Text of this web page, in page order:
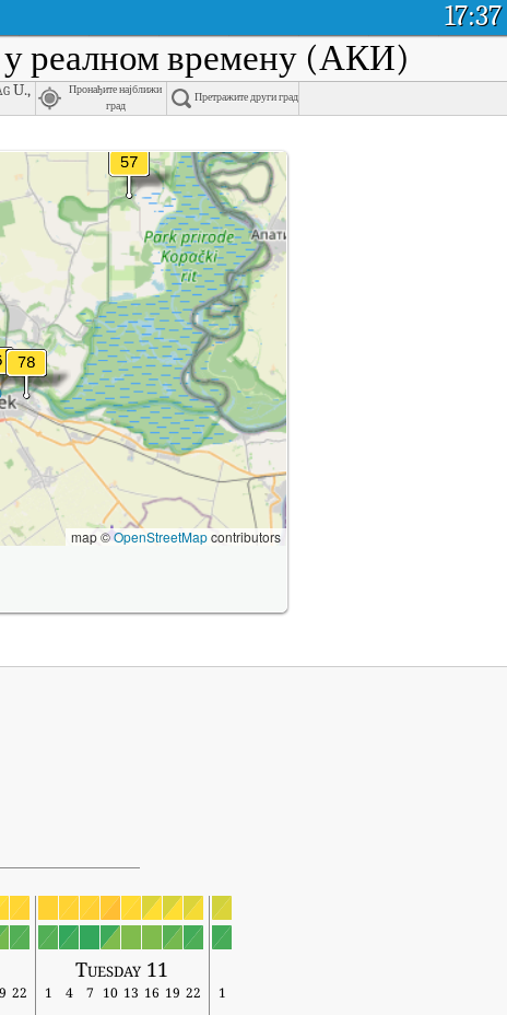
17:37
у реалном времену (АКИ)
U.,
Пронађите најближи
град
Претражите други град
map ©OpenStreetMapcontributors
Tuesday 11
22 1 4 7 10 13 16 19 22
1